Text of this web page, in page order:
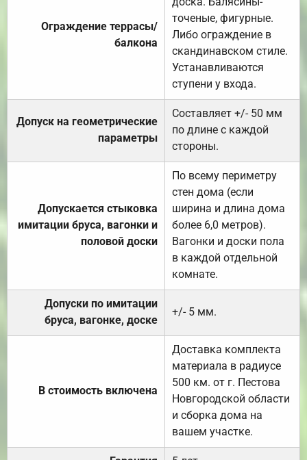
Ограждение террасы/
балкона
точеные, фигурные.
Либо ограждение в
скандинавском стиле.
Устанавливаются
ступени у входа.
Допуск на геометрические
параметры
Составляет +/- 50 мм
по длине с каждой
стороны.
Допускается стыковка
имитации бруса, вагонки и
половой доски
По всему периметру
стен дома (если
ширина и длина дома
более 6,0 метров).
Вагонки и доски пола
в каждой отдельной
комнате.
Допуски по имитации
бруса, вагонке, доске
+/- 5 мм.
В стоимость включена
Доставка комплекта
материала в радиусе
500 км. от г. Пестова
Новгородской области
и сборка дома на
вашем участке.